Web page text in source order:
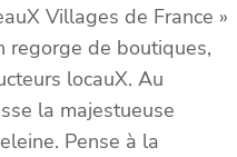
Villages de France »
regorge de boutiques,
locauX. Au
la majestueuse
Pense à la